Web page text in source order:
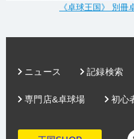
《卓球王国》 別
ニュース 記録検索
専門店&卓球場 初心